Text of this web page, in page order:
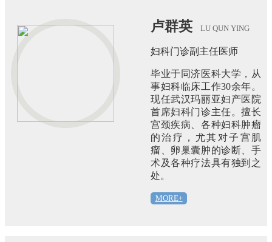
卢群英 LU QUN YING
妇科门诊副主任医师
毕业于同济医科大学，从
事妇科临床工作30余年。
现任武汉玛丽亚妇产医院
首席妇科门诊主任。擅长
宫颈疾病、各种妇科肿瘤
的治疗，尤其对子宫肌
瘤、卵巢囊肿的诊断、手
术及各种疗法具有独到之
处。
MORE+